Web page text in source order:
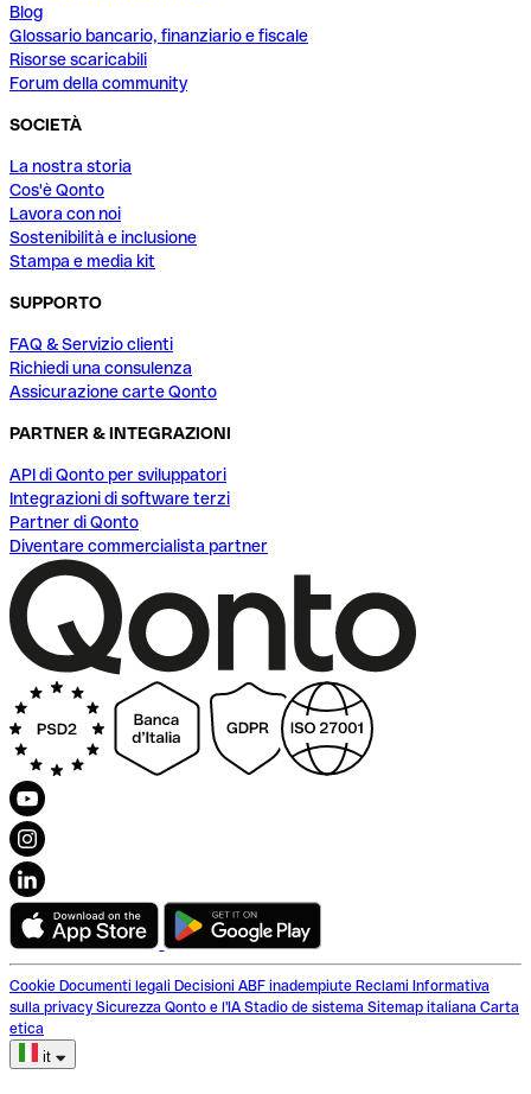
Blog
Glossario bancario, finanziario e fiscale
Risorse scaricabili
Forum della community
SOCIETÀ
La nostra storia
Cos'è Qonto
Lavora con noi
Sostenibilità e inclusione
Stampa e media kit
SUPPORTO
FAQ & Servizio clienti
Richiedi una consulenza
Assicurazione carte Qonto
PARTNER & INTEGRAZIONI
API di Qonto per sviluppatori
Integrazioni di software terzi
Partner di Qonto
Diventare commercialista partner
Cookie Documenti legali Decisioni ABF inadempiute Reclami Informativa
sulla privacy Sicurezza Qonto e l'IA Stadio de sistema Sitemap italiana Carta
etica
it